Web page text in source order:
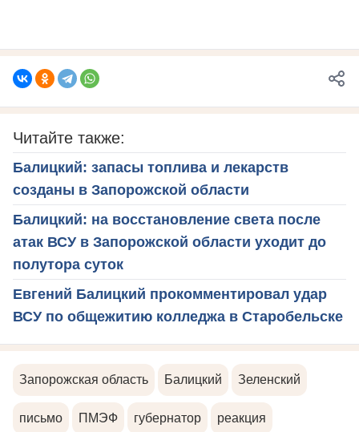
Читайте также:
Балицкий: запасы топлива и лекарств
созданы в Запорожской области
Балицкий: на восстановление света после
атак ВСУ в Запорожской области уходит до
полутора суток
Евгений Балицкий прокомментировал удар
ВСУ по общежитию колледжа в Старобельске
Запорожская область Балицкий Зеленский
письмо ПМЭФ губернатор реакция